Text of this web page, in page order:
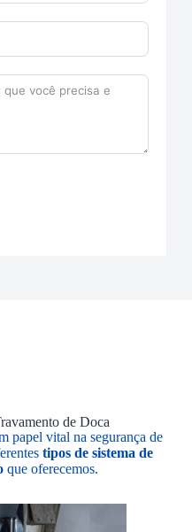
de Doca
papel vital na segurança de
tipos de sistema de
que oferecemos.